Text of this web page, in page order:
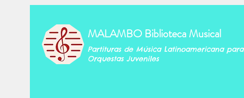
MALAMBO Biblioteca Musical
Partituras de Música Latinoamericana para
Orquestas Juveniles